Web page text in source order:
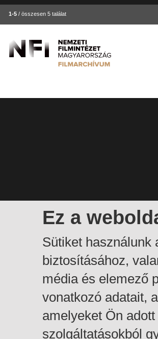
1-5 / összesen 5 találat
Ez a
Sütiket használunk
biztosításához,
média és elemező
vonatkozó adatait,
amelyeket Ön
szolgáltatásokból